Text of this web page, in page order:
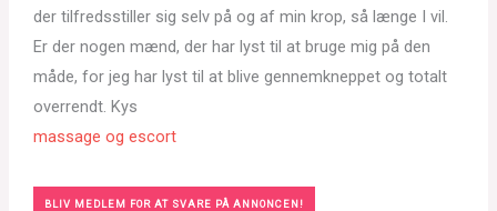
der tilfredsstiller sig selv på og af min krop, så længe I vil.
Er der nogen mænd, der har lyst til at bruge mig på den
måde, for jeg har lyst til at blive gennemkneppet og totalt
overrendt. Kys
massage og escort
BLIV MEDLEM FOR AT SVARE PÅ ANNONCEN!